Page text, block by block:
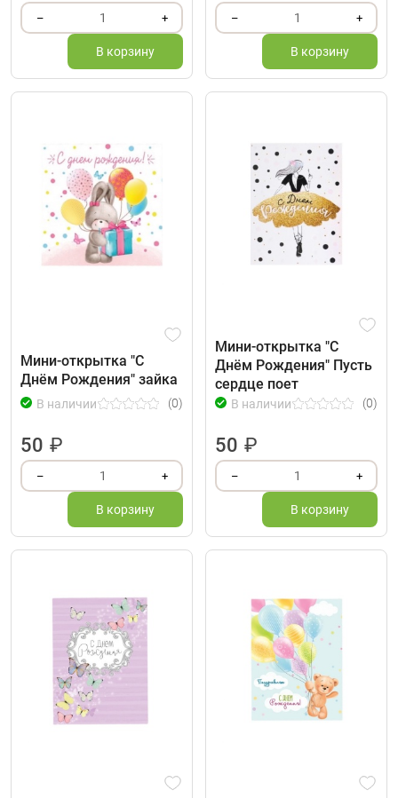
– 1 +
В корзину
– 1 +
В корзину
Мини-открытка "С
Днём Рождения" зайка
В наличии (0)
50 ₽
– 1 +
В корзину
Мини-открытка "С
Днём Рождения" Пусть
сердце поет
В наличии (0)
50 ₽
– 1 +
В корзину